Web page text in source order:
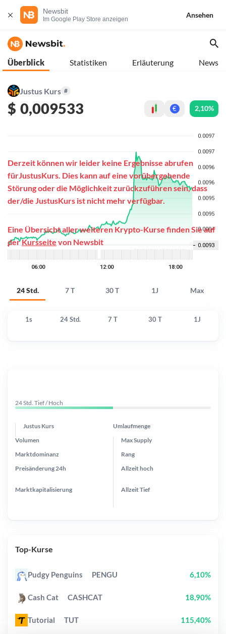
Newsbit
Im Google Play Store anzeigen
Ansehen
Überblick Statistiken Erläuterung News
Justus Kurs #
$ 0,009533 € 2,10%
24 Std. 7 T 30 T 1J Max
Derzeit können wir leider keine Ergebnisse abrufen
fürJustusKurs. Dies kann auf eine vorübergehende
Störung oder die Möglichkeit zurückzuführen sein, dass
der/die JustusKurs ist nicht mehr verfügbar.
Eine Übersicht aller weiteren Krypto-Kurse finden Sie auf
derKursseite von Newsbit
1s 24 Std. 7 T 30 T 1J
24 Std. Tief / Hoch
Justus Kurs Umlaufmenge
Preisänderung 24h
Max Supply
Marktdominanz
Marktkapitalisierung
Volumen
Rang
Allzeithoch
AllzeitTief
Top-Kurse
Pudgy Penguins PENGU 6,10%
Cash Cat CASHCAT 18,90%
Tutorial TUT 115,40%